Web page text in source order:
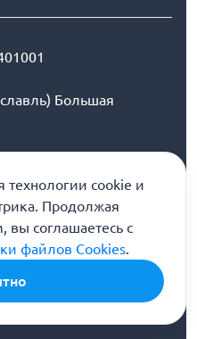
Большая
технологии cookie и
Продолжая
вы соглашаетесь с
файлов Cookies.